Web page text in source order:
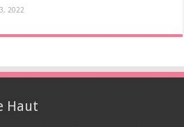
2022
Haut